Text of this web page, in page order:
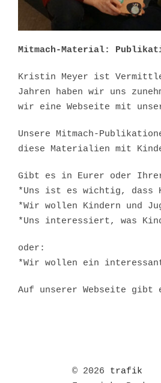
Mitmach-Material:
Kristin Meyer ist
Jahren haben wir uns
wir eine Webseite mit
Unsere Mitmach-
diese Materialien mit
Gibt es in Eurer oder
*Uns ist es wichtig, dass
*Wir wollen Kindern und
*Uns interessiert, was
oder:
*Wir wollen ein
Auf unserer Webseite gibt
© 2026 trafik